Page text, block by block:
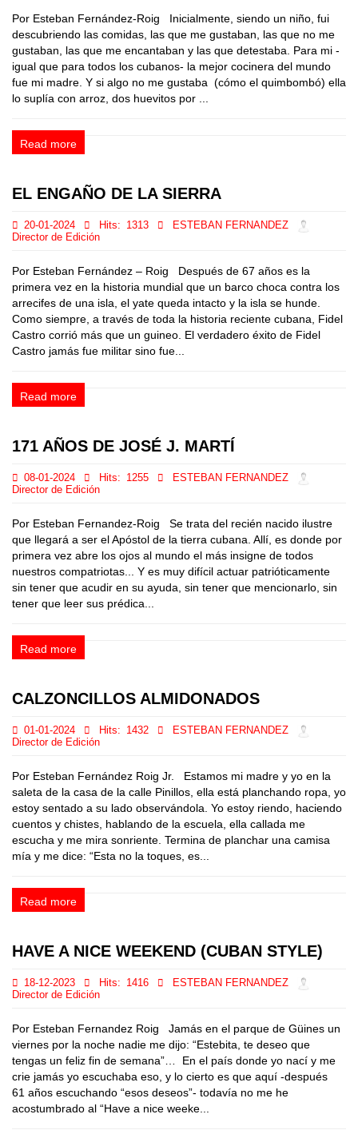
Por Esteban Fernández-Roig Inicialmente, siendo un niño, fui
descubriendo las comidas, las que me gustaban, las que no me
gustaban, las que me encantaban y las que detestaba. Para mi -
igual que para todos los cubanos- la mejor cocinera del mundo
fue mi madre. Y si algo no me gustaba (cómo el quimbombó) ella
lo suplía con arroz, dos huevitos por ...
Read more
EL ENGAÑO DE LA SIERRA
20-01-2024 Hits: 1313
ESTEBAN FERNANDEZ
Director de Edición
Por Esteban Fernández – Roig Después de 67 años es la
primera vez en la historia mundial que un barco choca contra los
arrecifes de una isla, el yate queda intacto y la isla se hunde.
Como siempre, a través de toda la historia reciente cubana, Fidel
Castro corrió más que un guineo. El verdadero éxito de Fidel
Castro jamás fue militar sino fue...
Read more
171 AÑOS DE JOSÉ J. MARTÍ
08-01-2024 Hits: 1255
ESTEBAN FERNANDEZ
Director de Edición
Por Esteban Fernandez-Roig Se trata del recién nacido ilustre
que llegará a ser el Apóstol de la tierra cubana. Allí, es donde por
primera vez abre los ojos al mundo el más insigne de todos
nuestros compatriotas... Y es muy difícil actuar patrióticamente
sin tener que acudir en su ayuda, sin tener que mencionarlo, sin
tener que leer sus prédica...
Read more
CALZONCILLOS ALMIDONADOS
01-01-2024 Hits: 1432
ESTEBAN FERNANDEZ
Director de Edición
Por Esteban Fernández Roig Jr. Estamos mi madre y yo en la
saleta de la casa de la calle Pinillos, ella está planchando ropa, yo
estoy sentado a su lado observándola. Yo estoy riendo, haciendo
cuentos y chistes, hablando de la escuela, ella callada me
escucha y me mira sonriente. Termina de planchar una camisa
mía y me dice: “Esta no la toques, es...
Read more
HAVE A NICE WEEKEND (CUBAN STYLE)
18-12-2023 Hits: 1416
ESTEBAN FERNANDEZ
Director de Edición
Por Esteban Fernandez Roig Jamás en el parque de Güines un
viernes por la noche nadie me dijo: “Estebita, te deseo que
tengas un feliz fin de semana”… En el país donde yo nací y me
crie jamás yo escuchaba eso, y lo cierto es que aquí -después
61 años escuchando “esos deseos”- todavía no me he
acostumbrado al “Have a nice weeke...